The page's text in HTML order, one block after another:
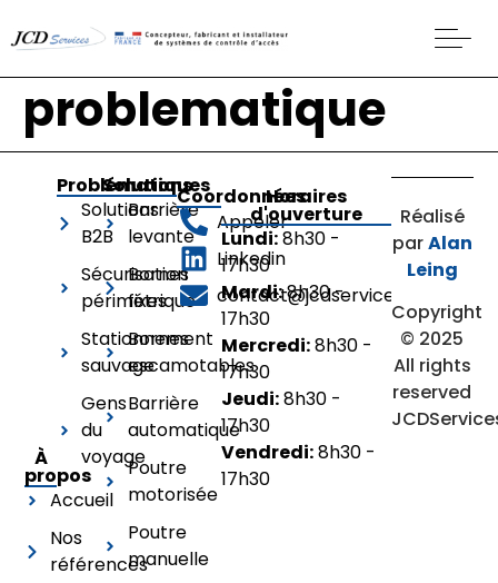
problematique
À
propos
Accueil
Nos
références
Problématiques
Solutions
B2B
Sécurisation
périmétrique
Stationnement
sauvage
Gens
du
voyage
Solutions
Barrière
levante
Bornes
fixes
Bornes
escamotables
Barrière
automatique
Poutre
motorisée
Poutre
manuelle
Coordonnées
Appeler
Linkedin
contact@jcdservices.fr
Horaires
d'ouverture
Lundi:8h30 -
17h30
Mardi:8h30 -
17h30
Mercredi:8h30 -
17h30
Jeudi:8h30 -
17h30
Vendredi:8h30 -
17h30
Réalisé
parAlan
Leing
Copyright
© 2025
All rights
reserved